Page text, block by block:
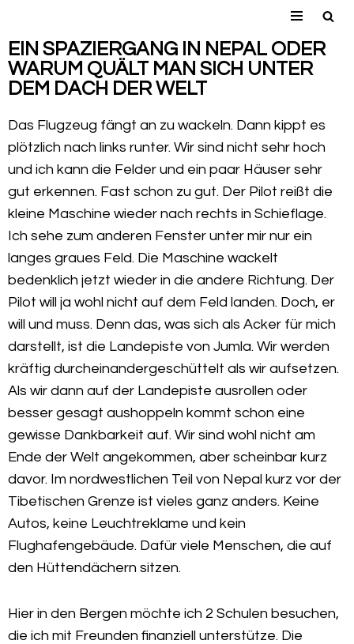
Zum
Inhalt
springen
EIN SPAZIERGANG IN NEPAL ODER
WARUM QUÄLT MAN SICH UNTER
DEM DACH DER WELT
Das Flugzeug fängt an zu wackeln. Dann kippt es
plötzlich nach links runter. Wir sind nicht sehr hoch
und ich kann die Felder und ein paar Häuser sehr
gut erkennen. Fast schon zu gut. Der Pilot reißt die
kleine Maschine wieder nach rechts in Schieflage.
Ich sehe zum anderen Fenster unter mir nur ein
langes graues Feld. Die Maschine wackelt
bedenklich jetzt wieder in die andere Richtung. Der
Pilot will ja wohl nicht auf dem Feld landen. Doch, er
will und muss. Denn das, was sich als Acker für mich
darstellt, ist die Landepiste von Jumla. Wir werden
kräftig durcheinandergeschüttelt als wir aufsetzen.
Als wir dann auf der Landepiste ausrollen oder
besser gesagt aushoppeln kommt schon eine
gewisse Dankbarkeit auf. Wir sind wohl nicht am
Ende der Welt angekommen, aber scheinbar kurz
davor. Im nordwestlichen Teil von Nepal kurz vor der
Tibetischen Grenze ist vieles ganz anders. Keine
Autos, keine Leuchtreklame und kein
Flughafengebäude. Dafür viele Menschen, die auf
den Hüttendächern sitzen.
Hier in den Bergen möchte ich 2 Schulen besuchen,
die ich mit Freunden finanziell unterstütze. Die